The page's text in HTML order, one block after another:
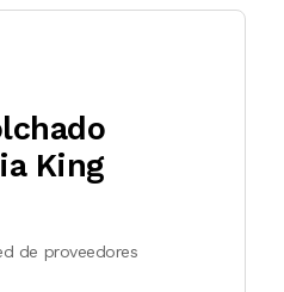
King
de proveedores